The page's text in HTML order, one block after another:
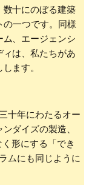
数十にのぼる建築
の一つです。同様
、エージェンシ
は、私たちがあ
ます。
十年にわたるオー
ダイズの製造、
形にする「でき
ムにも同じように